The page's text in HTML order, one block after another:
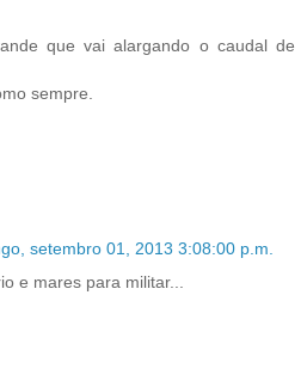
que vai alargando o caudal de
sempre.
setembro 01, 2013 3:08:00 p.m.
e mares para militar...